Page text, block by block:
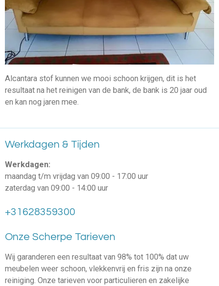
Alcantara stof kunnen we mooi schoon krijgen, dit is het
resultaat na het reinigen van de bank, de bank is 20 jaar oud
en kan nog jaren mee.
Werkdagen & Tijden
Werkdagen:
maandag t/m vrijdag van 09:00 - 17:00 uur
zaterdag van 09:00 - 14:00 uur
+31628359300
Onze Scherpe Tarieven
Wij garanderen een resultaat van 98% tot 100% dat uw
meubelen weer schoon, vlekkenvrij en fris zijn na onze
reiniging. Onze tarieven voor particulieren en zakelijke